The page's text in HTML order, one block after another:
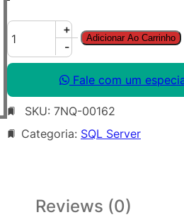
S
Q
L
v
r
S
+
-
Adicionar Ao Carrinho
Fale com um
SKU: 7NQ-00162
Categoria: SQL Server
Reviews (0)